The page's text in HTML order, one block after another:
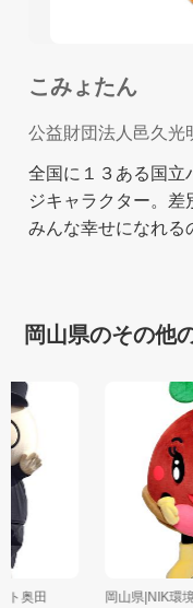
こみょたん
公益財団法人邑久光
全国に１３ある国立
ジキャラクター。差
みんな幸せになれる
岡山県のその他
ト奥田 岡山県|NIK